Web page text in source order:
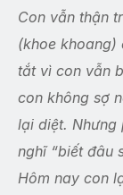
Con vẫn thận
(khoe
tắt vì con vẫn
con không sợ
lại diệt. Nhưng
nghĩ “biết đâu
Hôm nay con